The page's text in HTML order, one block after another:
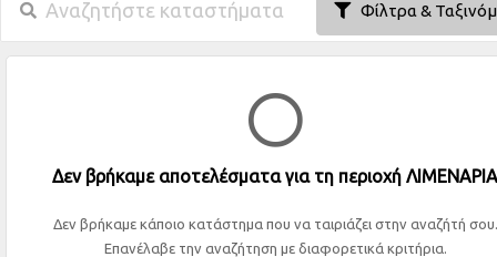
Φίλτρα &
Δεν βρήκαμε αποτελέσματα για τη περιοχή
Δεν βρήκαμε κάποιο κατάστημα που να ταιριάζει στην αναζήτή σου.
Επανέλαβε την αναζήτηση με διαφορετικά κριτήρια.